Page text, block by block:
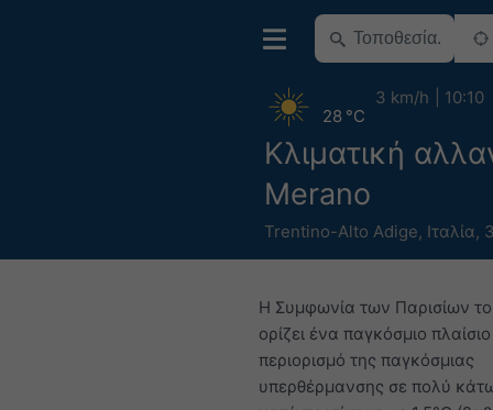
Κλιματική
Merano
Trentino-Alto Adige, Ιταλία,
28 °C
3 km/h 10:10
Η Συμφωνία των Παρισίων
ορίζει ένα παγκόσμιο
περιορισμό της παγκόσμιας
υπερθέρμανσης σε πολύ